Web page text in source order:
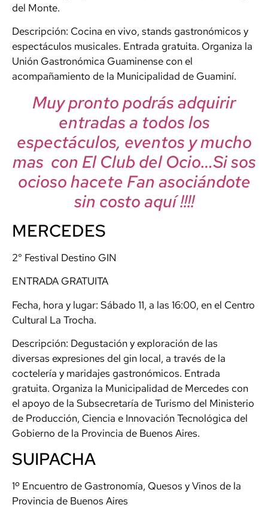
del Monte.
Descripción: Cocina en vivo, stands gastronómicos y
espectáculos musicales. Entrada gratuita. Organiza la
Unión Gastronómica Guaminense con el
acompañamiento de la Municipalidad de Guaminí.
Muy pronto podrás adquirir
entradas a todos los
espectáculos, eventos y mucho
mas con El Club del Ocio…Si sos
ocioso hacete Fan asociándote
sin costo aquí !!!!
MERCEDES
2° Festival Destino GIN
ENTRADA GRATUITA
Fecha, hora y lugar: Sábado 11, a las 16:00, en el Centro
Cultural La Trocha.
Descripción: Degustación y exploración de las
diversas expresiones del gin local, a través de la
coctelería y maridajes gastronómicos. Entrada
gratuita. Organiza la Municipalidad de Mercedes con
el apoyo de la Subsecretaría de Turismo del Ministerio
de Producción, Ciencia e Innovación Tecnológica del
Gobierno de la Provincia de Buenos Aires.
SUIPACHA
1º Encuentro de Gastronomía, Quesos y Vinos de la
Provincia de Buenos Aires